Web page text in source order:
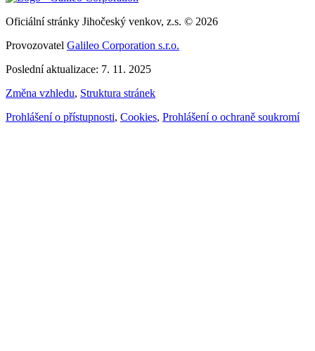
Oficiální stránky Jihočeský venkov, z.s. © 2026
Provozovatel Galileo Corporation s.r.o.
Poslední aktualizace: 7. 11. 2025
Změna vzhledu, Struktura stránek
Prohlášení o přístupnosti, Cookies, Prohlášení o ochraně soukromí